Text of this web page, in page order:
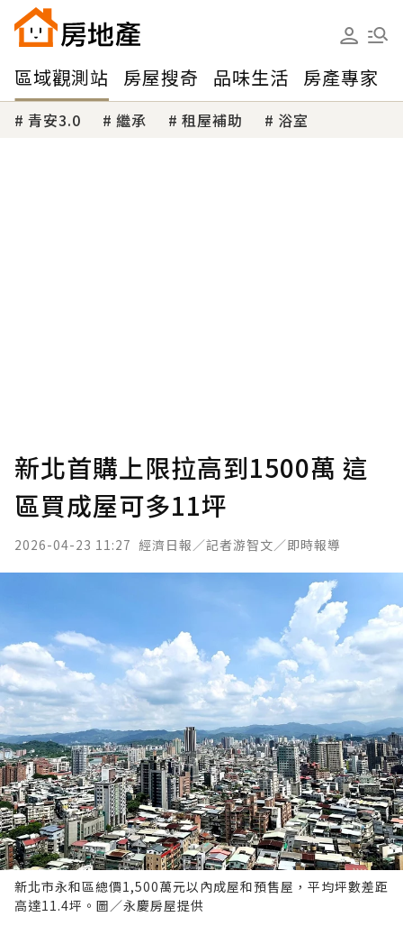
區域觀測站 房屋搜奇 品味生活 房產專家
青安3.0 繼承 租屋補助 浴室
新北首購上限拉高到1500萬 這
區買成屋可多11坪
2026-04-23 11:27 經濟日報／記者游智文／即時報導
新北市永和區總價1,500萬元以內成屋和預售屋，平均坪數差距
高達11.4坪。圖／永慶房屋提供